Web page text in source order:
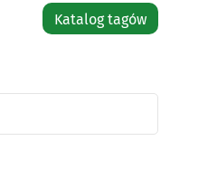
Katalog tagów